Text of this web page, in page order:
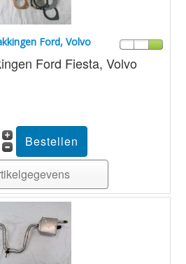
Ford, Volvo
Ford Fiesta, Volvo